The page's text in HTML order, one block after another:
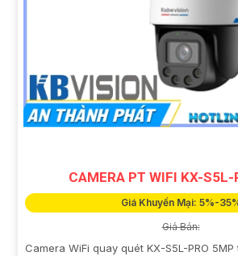
CAMERA PT WIFI KX-S5L-
Giá Khuyến Mại: 5%-
Giá Bán:
Camera WiFi quay quét KX-S5L-PRO